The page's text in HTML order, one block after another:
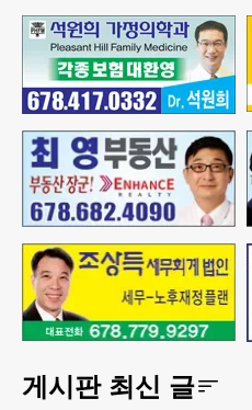
게시판 최신 글